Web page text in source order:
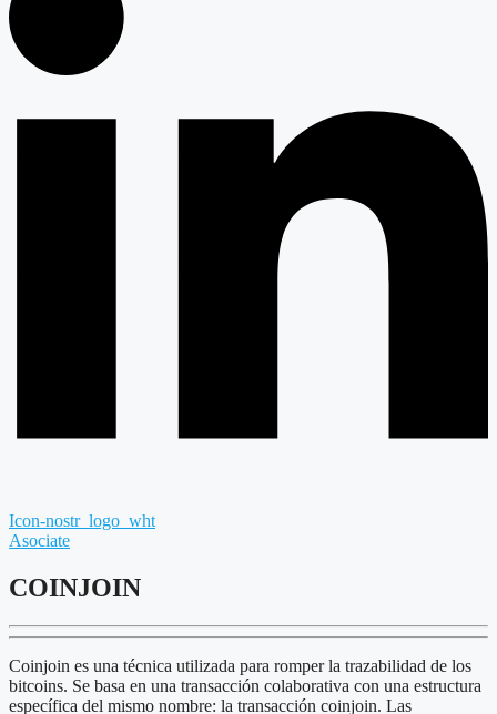
Icon-nostr_logo_wht
Asociate
COINJOIN
Coinjoin es una técnica utilizada para romper la trazabilidad de los
bitcoins. Se basa en una transacción colaborativa con una estructura
específica del mismo nombre: la transacción coinjoin. Las